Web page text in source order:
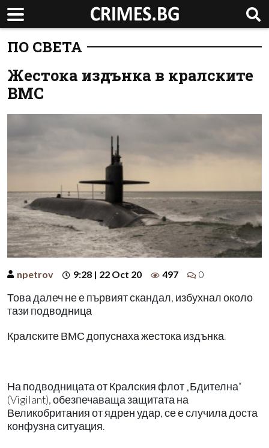
ПО СВЕТА
Жестока издънка в кралските
ВМС
npetrov 9:28 | 22 Oct 20 497 0
Това далеч не е първият скандал, избухнал около
тази подводница
Кралските ВМС допуснаха жестока издънка.
На подводницата от Кралския флот „Бдителна“
(Vigilant), обезпечаваща защитата на
Великобритания от ядрен удар, се е случила доста
конфузна ситуация.